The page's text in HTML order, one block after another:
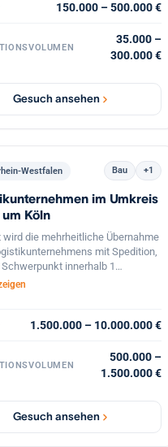
Weiterführung. Gesicherte
150.000 – 500.000 €
35.000 –
300.000 €
Gesuch ansehen
Westfalen Bau +1
im Umkreis
um Köln
wird die mehrheitliche Übernahme
mit Spedition,
innerhalb 1
um Köln.
1.500.000 – 10.000.000 €
500.000 –
1.500.000 €
Gesuch ansehen